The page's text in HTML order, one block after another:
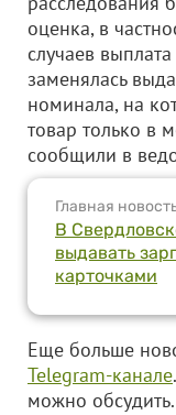
оценка, в
случаев
заменялась
номинала, на
товар только в
сообщили в
Главная
В
выдавать
карточками
Еще больше
Telegram-канале
можно